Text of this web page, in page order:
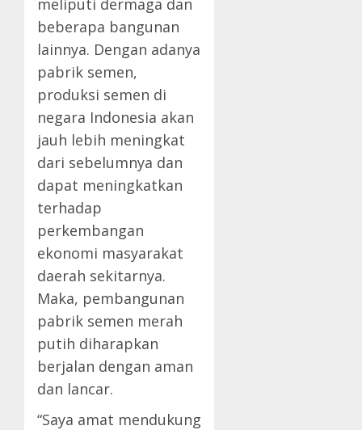
beberapa bangunan
lainnya. Dengan adanya
pabrik semen,
produksi semen di
negara Indonesia akan
jauh lebih meningkat
dari sebelumnya dan
dapat meningkatkan
terhadap
perkembangan
ekonomi masyarakat
daerah sekitarnya.
Maka, pembangunan
pabrik semen merah
putih diharapkan
berjalan dengan aman
dan lancar.
“Saya amat mendukung